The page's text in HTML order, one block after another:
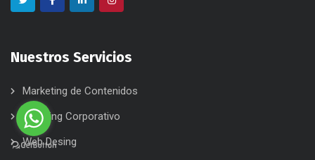
Nuestros Servicios
Marketing de Contenidos
Branding Corporativo
Web Desing